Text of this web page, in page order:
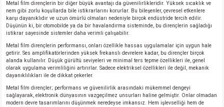
Metal film dirençlerin bir diğer büyük avantajı da güvenilirlikleridir. Yüksek sıcaklık ve
nem gibi zorlu koşullarda bile istikrarlarını korurlar. Bu bileşenler, çevresel etkenlere
karşı dayanıklıdır ve uzun ömürlü olmaları nedeniyle birçok endüstride tercih edilir.
Düşünün ki, bir otomobilde ya da bir havalandırma sisteminde, bu dirençlerin sağladığı
istikrar sayesinde sistemler daha verimli çalışabilir.
Metal film dirençlerin performansı, onları özellikle hassas uygulamalar için uygun hale
getirir. Ses amplifikatörlerinden yüksek frekanslı devrelere kadar, bu dirençler birçok
alanda kullanılır. Düşük gürültü seviyeleri ve minimal ters tepme özellikleri ile, genel
olarak uygulama verimliliğini artırırlar. Sadece elektriksel özellikleri ile değil, mekanik
dayanıklılıkları ile de dikkat çekerler.
Metal film dirençler; performans ve güvenilirlik arasındaki mükemmel dengeyi
sağlayarak, elektronik dünyasının vazgeçilmez unsurları haline gelmiştir. Onlar olmadan
modern devre tasarımlarını düşünmek neredeyse imkansız. Hem işlevselliği hem de